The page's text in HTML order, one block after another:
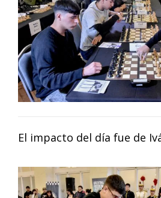
El impacto del día fue de